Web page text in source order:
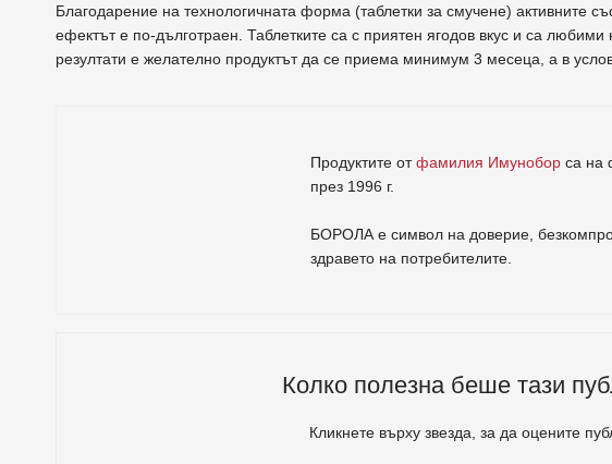
Благодарение на технологичната форма (таблетки за смучене) активните
ефектът е по-дълготраен. Таблетките са с приятен ягодов вкус и са
резултати е желателно продуктът да се приема минимум 3 месеца, а в
Продуктите отфамилия Имунобор са на
през 1996 г.
БОРОЛА е символ на доверие,
здравето на потребителите
Колко полезна беше тази
Кликнете върху звезда, за да оцените